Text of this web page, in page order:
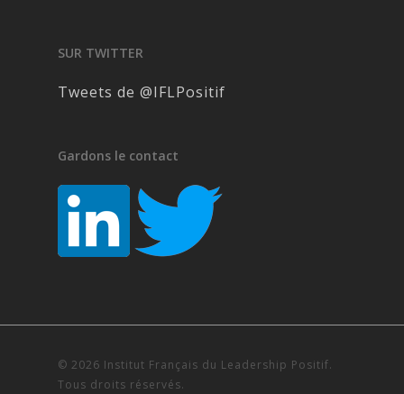
SUR TWITTER
Tweets de @IFLPositif
Gardons le contact
© 2026 Institut Français du Leadership Positif.
Tous droits réservés.